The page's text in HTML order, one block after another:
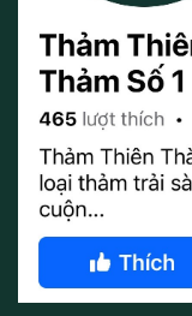
sạn có kiến ​​trúc
lót sàn có họa tiết
lý. Điều này giúp tạo